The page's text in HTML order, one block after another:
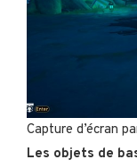
Capture d’écran
Les objets de